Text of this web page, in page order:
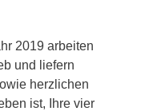
2019 arbeiten
und liefern
herzlichen
ist, Ihre vier